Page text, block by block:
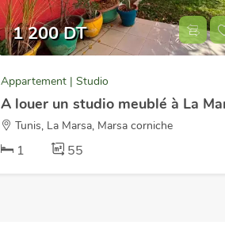
1 200 DT
Appartement | Studio
A louer un studio meublé à La
Tunis, La Marsa, Marsa corniche
1 55